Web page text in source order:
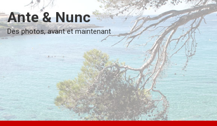
au
contenu
dimanche, août 9, 2026
Ante & Nunc
Des photos, avant et maintenant